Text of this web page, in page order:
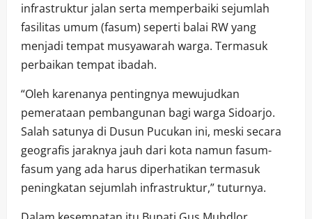
infrastruktur jalan serta memperbaiki sejumlah
fasilitas umum (fasum) seperti balai RW yang
menjadi tempat musyawarah warga. Termasuk
perbaikan tempat ibadah.
“Oleh karenanya pentingnya mewujudkan
pemerataan pembangunan bagi warga Sidoarjo.
Salah satunya di Dusun Pucukan ini, meski secara
geografis jaraknya jauh dari kota namun fasum-
fasum yang ada harus diperhatikan termasuk
peningkatan sejumlah infrastruktur,” tuturnya.